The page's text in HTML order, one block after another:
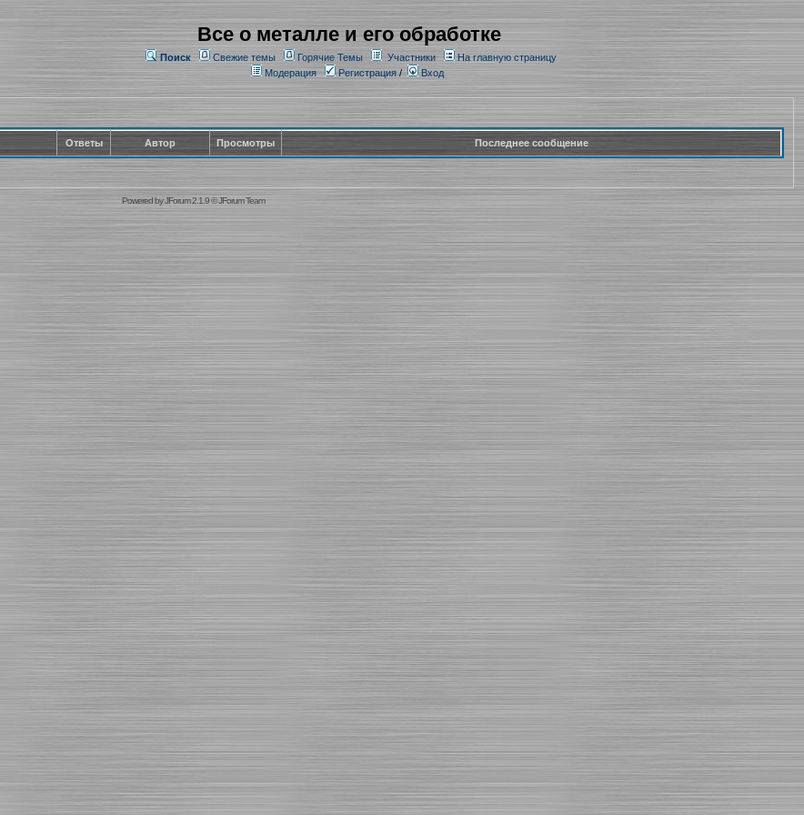
Все о металле и его обработке
Поиск Свежие темы Горячие Темы Участники
На главную страницу
Модерация
Регистрация/ Вход
Ответы Автор Просмотры Последнее сообщение
Powered byJForum 2.1.9©JForum Team